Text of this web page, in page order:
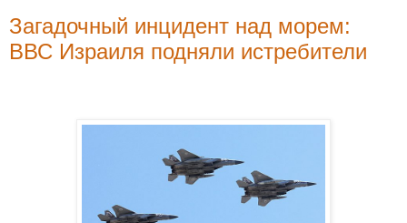
Загадочный инцидент над морем:
ВВС Израиля подняли истребители